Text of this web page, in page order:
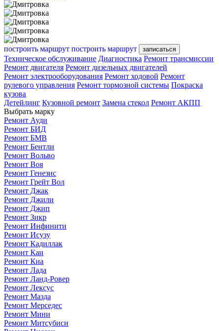
построить маршрут построить маршрут записаться
Техническое обслуживание Диагностика Ремонт трансмиссии
Ремонт двигателя Ремонт дизельных двигателей
Ремонт электрооборудования Ремонт ходовой Ремонт
рулевого управления Ремонт тормозной системы Покраска
кузова
Детейлинг Кузовной ремонт Замена стекол Ремонт АКПП
Выбрать марку
Ремонт Ауди
Ремонт БИД
Ремонт БМВ
Ремонт Бентли
Ремонт Вольво
Ремонт Воя
Ремонт Генезис
Ремонт Грейт Вол
Ремонт Джак
Ремонт Джили
Ремонт Джип
Ремонт Зикр
Ремонт Инфинити
Ремонт Исузу
Ремонт Кадиллак
Ремонт Каи
Ремонт Киа
Ремонт Лада
Ремонт Ланд-Ровер
Ремонт Лексус
Ремонт Мазда
Ремонт Мерседес
Ремонт Мини
Ремонт Митсубиси